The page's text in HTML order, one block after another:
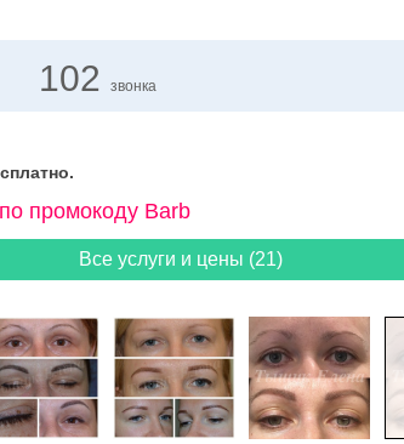
102звонка
промокоду Barb
Все услуги и цены (21)